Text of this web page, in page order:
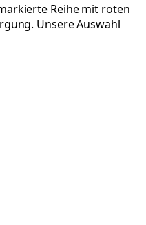
Reihe mit roten
Unsere Auswahl